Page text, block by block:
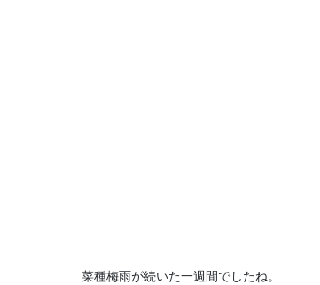
菜種梅雨が続いた一週間でしたね。